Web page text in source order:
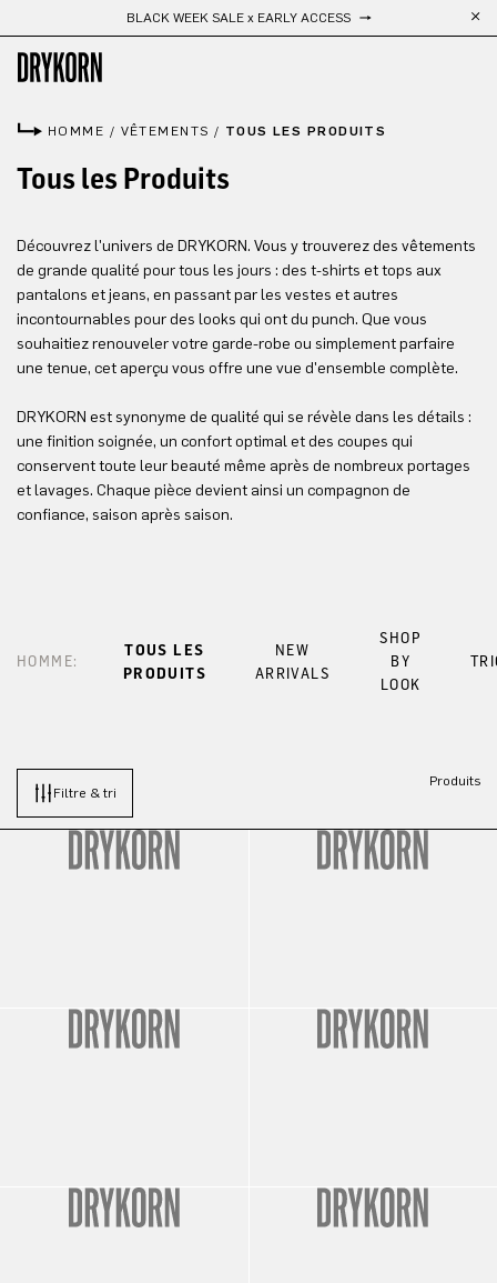
Passer au contenu principalBLACK WEEK SALE x EARLY ACCESS
HOMME / VÊTEMENTS / TOUS LES PRODUITS
Tous les Produits
Découvrez l'univers de DRYKORN. Vous y trouverez des vêtements
de grande qualité pour tous les jours : des t-shirts et tops aux
pantalons et jeans, en passant par les vestes et autres
incontournables pour des looks qui ont du punch. Que vous
souhaitiez renouveler votre garde-robe ou simplement parfaire
une tenue, cet aperçu vous offre une vue d'ensemble complète.
DRYKORN est synonyme de qualité qui se révèle dans les détails :
une finition soignée, un confort optimal et des coupes qui
conservent toute leur beauté même après de nombreux portages
et lavages. Chaque pièce devient ainsi un compagnon de
confiance, saison après saison.
HOMME:
TOUS LES
PRODUITS
NEW
ARRIVALS
SHOP
BY
LOOK
Filtre & tri
Produits